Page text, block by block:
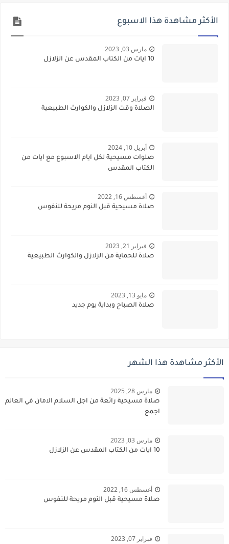
الأكثر مشاهدة هذا الاسبوع
مارس 03, 2023
10 ايات من الكتاب المقدس عن الزلازل
فبراير 07, 2023
الصلاة وقت الزلازل والكوارث الطبيعية
أبريل 10, 2024
صلوات مسيحية لكل ايام الاسبوع مع ايات من
الكتاب المقدس
أغسطس 16, 2022
صلاة مسيحية قبل النوم مريحة للنفوس
فبراير 21, 2023
صلاة للحماية من الزلازل والكوارث الطبيعية
مايو 13, 2023
صلاة الصباح وبداية يوم جديد
الأكثر مشاهدة هذا الشهر
مارس 28, 2025
صلاة مسيحية رائعة من اجل السلام الامان في العالم
اجمع
مارس 03, 2023
10 ايات من الكتاب المقدس عن الزلازل
أغسطس 16, 2022
صلاة مسيحية قبل النوم مريحة للنفوس
فبراير 07, 2023